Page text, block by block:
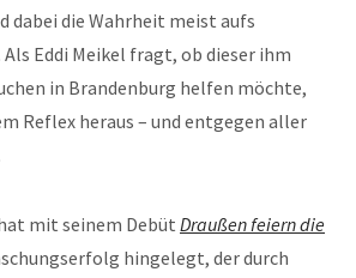
dabei die Wahrheit meist aufs
Eddi Meikel fragt, ob dieser ihm
in Brandenburg helfen möchte,
Reflex heraus – und entgegen aller
mit seinem Debüt Draußen feiern die
hingelegt, der durch